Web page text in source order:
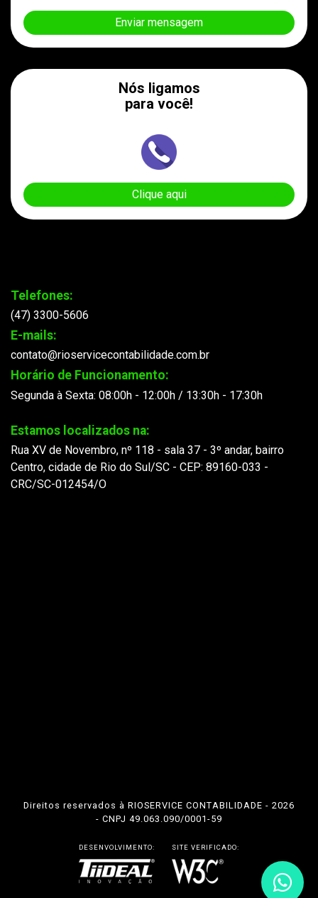
Enviar mensagem
Nós ligamos
para você!
Clique aqui
Telefones:
(47) 3300-5606
E-mails:
contato@rioservicecontabilidade.com.br
Horário de Funcionamento:
Segunda à Sexta: 08:00h - 12:00h / 13:30h - 17:30h
Estamos localizados na:
Rua XV de Novembro, nº 118 - sala 37 - 3º andar, bairro
Centro, cidade de Rio do Sul/SC - CEP: 89160-033 -
CRC/SC-012454/O
Direitos reservados à RIOSERVICE CONTABILIDADE - 2026
- CNPJ 49.063.090/0001-59
DESENVOLVIMENTO: SITE VERIFICADO: